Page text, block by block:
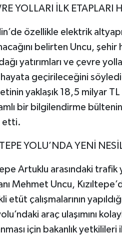
YOLLARI İLK ETAPLARI
özellikle elektrik
belirten Uncu,
yatırımları ve çevre
geçirileceğini
yaklaşık 18,5 milyar
bir bilgilendirme
etti.
YOLU’NDA YENİ
Artuklu arasındaki
Mehmet Uncu,
etüt çalışmalarının
araç ulaşımını
için bakanlık